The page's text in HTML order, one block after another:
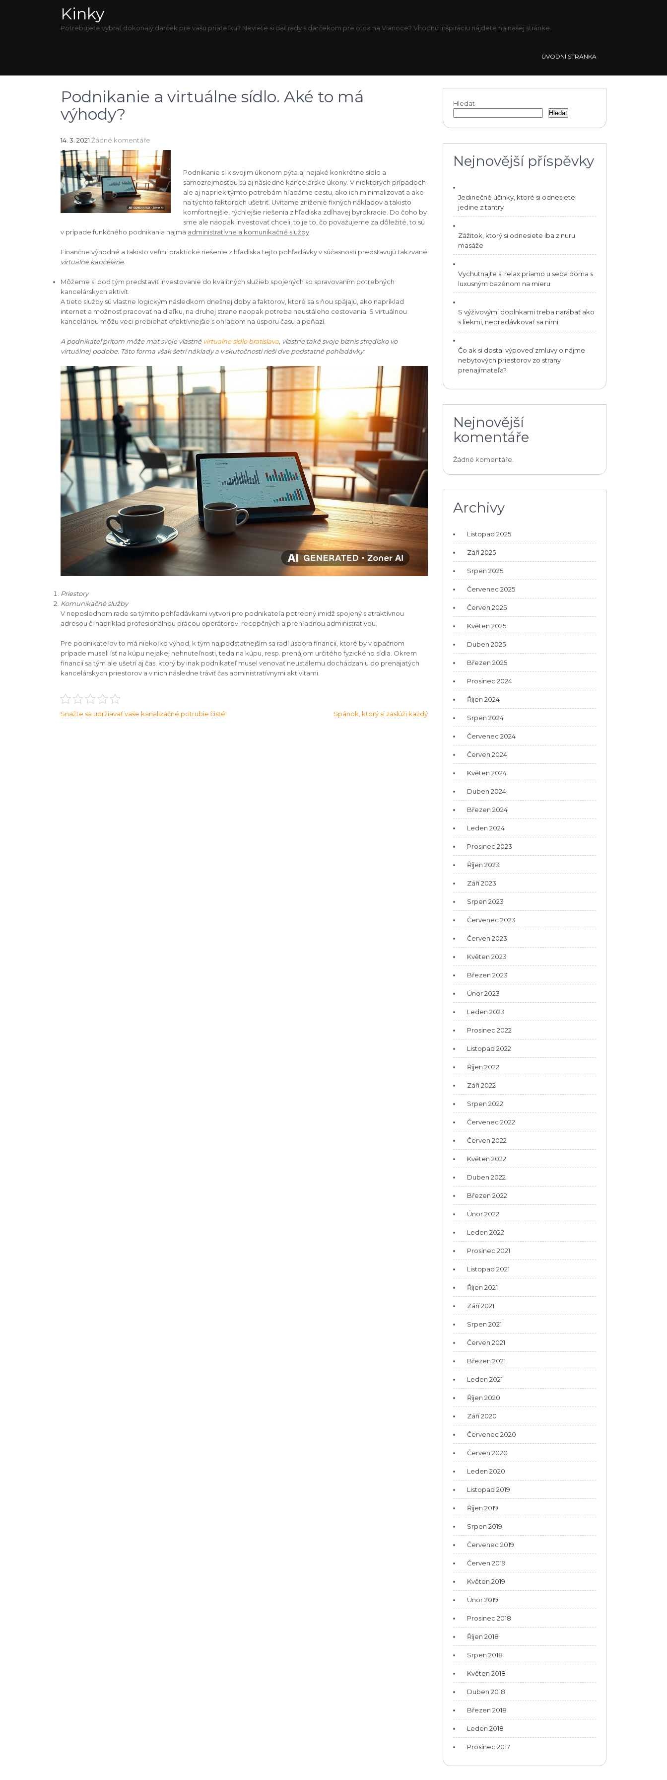
Kinky
Potrebujete vybrať dokonalý darček pre vašu priateľku? Neviete si dať rady s darčekom pre otca na Vianoce? Vhodnú inšpiráciu nájdete na našej stránke.
ÚVODNÍ STRÁNKA
Podnikanie a virtuálne sídlo. Aké to má
výhody?
14. 3. 2021 Žádné komentáře
Podnikanie si k svojim úkonom pýta aj nejaké konkrétne sídlo a
samozrejmosťou sú aj následné kancelárske úkony. V niektorých prípadoch
ale aj napriek týmto potrebám hľadáme cestu, ako ich minimalizovať a ako
na týchto faktoroch ušetriť. Uvítame zníženie fixných nákladov a takisto
komfortnejšie, rýchlejšie riešenia z hľadiska zdĺhavej byrokracie. Do čoho by
sme ale naopak investovať chceli, to je to, čo považujeme za dôležité, to sú
v prípade funkčného podnikania najmä administratívne a komunikačné služby
Finančne výhodné a takisto veľmi praktické riešenie z hľadiska tejto pohľadávky v súčasnosti predstavujú takzvané
virtuálne kancelárie.
Môžeme si pod tým predstaviť investovanie do kvalitných služieb spojených so spravovaním potrebných
kancelárskych aktivít.
A tieto služby sú vlastne logickým následkom dnešnej doby a faktorov, ktoré sa s ňou spájajú, ako napríklad
internet a možnosť pracovať na diaľku, na druhej strane naopak potreba neustáleho cestovania. S virtuálnou
kanceláriou môžu veci prebiehať efektívnejšie s ohľadom na úsporu času a peňazí.
A podnikateľ pritom môže mať svoje vlastnévirtualne sidlo bratislava, vlastne také svoje biznis stredisko vo
virtuálnej podobe. Táto forma však šetrí náklady a v skutočnosti rieši dve podstatné pohľadávky:
Priestory
Komunikačné služby
V neposlednom rade sa týmito pohľadávkami vytvorí pre podnikateľa potrebný imidž spojený s atraktívnou
adresou či napríklad profesionálnou prácou operátorov, recepčných a prehľadnou administratívou.
Pre podnikateľov to má niekoľko výhod, k tým najpodstatnejším sa radí úspora financií, ktoré by v opačnom
prípade museli ísť na kúpu nejakej nehnuteľnosti, teda na kúpu, resp. prenájom určitého fyzického sídla. Okrem
financií sa tým ale ušetrí aj čas, ktorý by inak podnikateľ musel venovať neustálemu dochádzaniu do prenajatých
kancelárskych priestorov a v nich následne tráviť čas administratívnymi aktivitami.
Navigace
Snažte sa udržiavať vaše kanalizačné potrubie čisté! Spánok, ktorý si zaslúži každý
Hledat
Hledat
Nejnovější příspěvky
Jedinečné účinky, ktoré si odnesiete
jedine z tantry
Zážitok, ktorý si odnesiete iba z nuru
masáže
Vychutnajte si relax priamo u seba doma s
luxusným bazénom na mieru
S výživovými doplnkami treba narábať ako
s liekmi, nepredávkovať sa nimi
Čo ak si dostal výpoveď zmluvy o nájme
nebytových priestorov zo strany
prenajímateľa?
Nejnovější
komentáře
Žádné komentáře.
Archivy
Listopad 2025
Září 2025
Srpen 2025
Červenec 2025
Červen 2025
Květen 2025
Duben 2025
Březen 2025
Prosinec 2024
Říjen 2024
Srpen 2024
Červenec 2024
Červen 2024
Květen 2024
Duben 2024
Březen 2024
Leden 2024
Prosinec 2023
Říjen 2023
Září 2023
Srpen 2023
Červenec 2023
Červen 2023
Květen 2023
Březen 2023
Únor 2023
Leden 2023
Prosinec 2022
Listopad 2022
Říjen 2022
Září 2022
Srpen 2022
Červenec 2022
Červen 2022
Květen 2022
Duben 2022
Březen 2022
Únor 2022
Leden 2022
Prosinec 2021
Listopad 2021
Říjen 2021
Září 2021
Srpen 2021
Červen 2021
Březen 2021
Leden 2021
Říjen 2020
Září 2020
Červenec 2020
Červen 2020
Leden 2020
Listopad 2019
Říjen 2019
Srpen 2019
Červenec 2019
Červen 2019
Květen 2019
Únor 2019
Prosinec 2018
Říjen 2018
Srpen 2018
Květen 2018
Duben 2018
Březen 2018
Leden 2018
Prosinec 2017